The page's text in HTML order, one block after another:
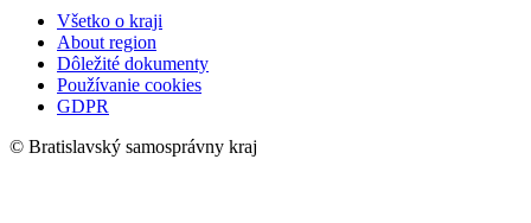
Všetko o kraji
About region
Dôležité dokumenty
Používanie cookies
GDPR
© Bratislavský samosprávny kraj